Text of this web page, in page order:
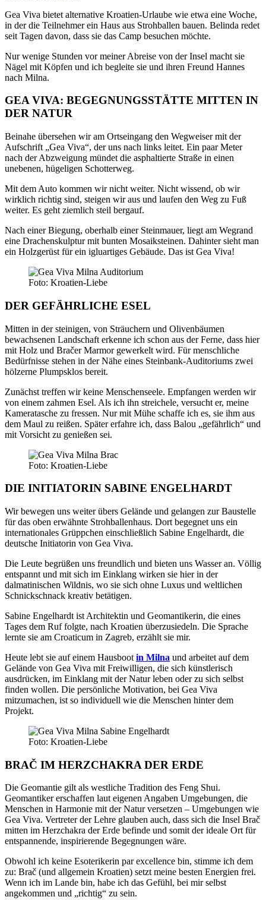
Gea Viva bietet alternative Kroatien-Urlaube wie etwa eine Woche,
in der die Teilnehmer ein Haus aus Strohballen bauen. Belinda redet
seit Tagen davon, dass sie das Camp besuchen möchte.
Nur wenige Stunden vor meiner Abreise von der Insel macht sie
Nägel mit Köpfen und ich begleite sie und ihren Freund Hannes
nach Milna.
GEA VIVA: BEGEGNUNGSSTÄTTE MITTEN IN
DER NATUR
Beinahe übersehen wir am Ortseingang den Wegweiser mit der
Aufschrift „Gea Viva“, der uns nach links leitet. Ein paar Meter
nach der Abzweigung mündet die asphaltierte Straße in einen
unebenen, hügeligen Schotterweg.
Mit dem Auto kommen wir nicht weiter. Nicht wissend, ob wir
wirklich richtig sind, steigen wir aus und laufen den Weg zu Fuß
weiter. Es geht ziemlich steil bergauf.
Nach einer Biegung, oberhalb einer Steinmauer, liegt am Wegrand
eine Drachenskulptur mit bunten Mosaiksteinen. Dahinter sieht man
ein Holzgerüst für ein igluartiges Gebäude. Das ist Gea Viva!
Foto: Kroatien-Liebe
DER GEFÄHRLICHE ESEL
Mitten in der steinigen, von Sträuchern und Olivenbäumen
bewachsenen Landschaft erkenne ich schon aus der Ferne, dass hier
mit Holz und Bračer Marmor gewerkelt wird. Für menschliche
Bedürfnisse stehen in der Nähe eines Steinbank-Auditoriums zwei
hölzerne Plumpsklos bereit.
Zunächst treffen wir keine Menschenseele. Empfangen werden wir
von einem zahmen Esel. Als ich ihn streichele, versucht er, meine
Kameratasche zu fressen. Nur mit Mühe schaffe ich es, sie ihm aus
dem Maul zu reißen. Später erfahre ich, dass Balou „gefährlich“ und
mit Vorsicht zu genießen sei.
Foto: Kroatien-Liebe
DIE INITIATORIN SABINE ENGELHARDT
Wir bewegen uns weiter übers Gelände und gelangen zur Baustelle
für das oben erwähnte Strohballenhaus. Dort begegnet uns ein
internationales Grüppchen einschließlich Sabine Engelhardt, die
deutsche Initiatorin von Gea Viva.
Die Leute begrüßen uns freundlich und bieten uns Wasser an. Völlig
entspannt und mit sich im Einklang wirken sie hier in der
dalmatinischen Wildnis, wo sie sich ohne Luxus und weltlichen
Schnickschnack kreativ betätigen.
Sabine Engelhardt ist Architektin und Geomantikerin, die eines
Tages dem Ruf folgte, nach Kroatien überzusiedeln. Die Sprache
lernte sie am Croaticum in Zagreb, erzählt sie mir.
Heute lebt sie auf einem Hausboot in Milna und arbeitet auf dem
Gelände von Gea Viva mit Freiwilligen, die sich künstlerisch
ausdrücken, im Einklang mit der Natur leben oder zu sich selbst
finden wollen. Die persönliche Motivation, bei Gea Viva
mitzumachen, ist so individuell wie die Menschen hinter dem
Projekt.
Foto: Kroatien-Liebe
BRAČ IM HERZCHAKRA DER ERDE
Die Geomantie gilt als westliche Tradition des Feng Shui.
Geomantiker erschaffen laut eigenen Angaben Umgebungen, die
Menschen in Harmonie mit der Natur versetzen – Umgebungen wie
Gea Viva. Vertreter der Lehre glauben auch, dass sich die Insel Brač
mitten im Herzchakra der Erde befinde und somit der ideale Ort für
entspannende, inspirierende Begegnungen wäre.
Obwohl ich keine Esoterikerin par excellence bin, stimme ich dem
zu: Brač (und allgemein Kroatien) setzt meine besten Energien frei.
Wenn ich im Lande bin, habe ich das Gefühl, bei mir selbst
angekommen und „richtig“ zu sein.